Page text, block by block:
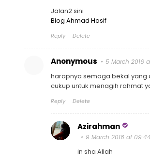
Jalan2 sini
Blog Ahmad Hasif
Reply Delete
Anonymous 5 March 2016
harapnya semoga bekal yang
cukup untuk menagih rahmat
Reply Delete
Azirahman
9 March 2016 at 09:44
in sha Allah